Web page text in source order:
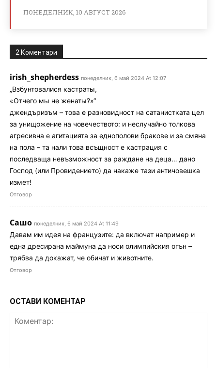
ПОНЕДЕЛНИК, 10 АВГУСТ 2026
2 Коментари
irish_shepherdess понеделник, 6 май 2024 At 12:07
„Взбунтовалися кастраты,
«Отчего мы не женаты?»“
джендъризъм – това е разновидност на сатанистката цел
за унищожение на човечеството: и неслучайно толкова
агресивна е агитацията за еднополови бракове и за смяна
на пола – та нали това всъщност е кастрация с
последваща невъзможност за раждане на деца… дано
Господ (или Провидението) да накаже тази античовешка
измет!
Отговор
Сашо понеделник, 6 май 2024 At 11:49
Давам им идея на французите: да включат например и
една дресирана маймуна да носи олимпийския огън –
трябва да докажат, че обичат и животните.
Отговор
ОСТАВИ КОМЕНТАР